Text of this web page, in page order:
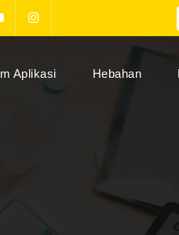
Aplikasi Hebahan